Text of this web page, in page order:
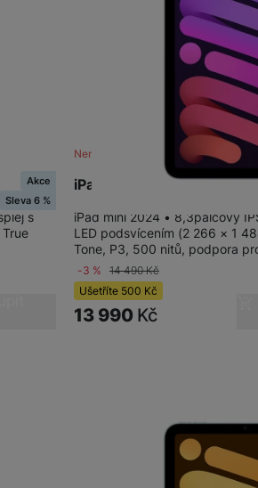
zobrazit vhodné obsahy nebo reklamy
Akce
Sleva 6 %
s
iPad mini Wi-Fi 128GB -
Není skladem
iPad mini 2024 • 8,3palcový
LED podsvícením (2 266 × 1
Tone, P3, 500 nitů, podpora
-3 % 14 490Kč
Ušetříte 500 Kč
13 990 Kč